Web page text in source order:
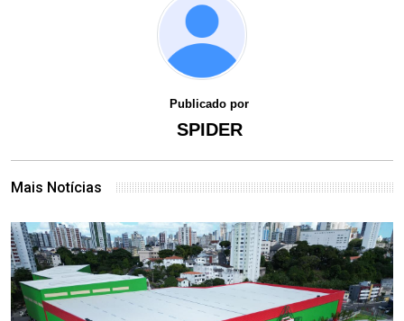
Publicado por
SPIDER
Mais Notícias